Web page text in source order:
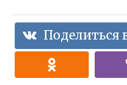
Поделиться